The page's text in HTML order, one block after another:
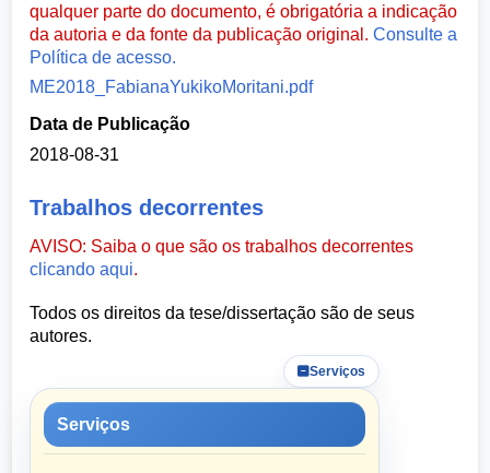
qualquer parte do documento, é obrigatória a indicação
da autoria e da fonte da publicação original.Consulte a
Política de acesso.
ME2018_FabianaYukikoMoritani.pdf
Data de Publicação
2018-08-31
Trabalhos decorrentes
AVISO: Saiba o que são os trabalhos decorrentes
clicando aqui.
Todos os direitos da tese/dissertação são de seus
autores.
Serviços
Serviços